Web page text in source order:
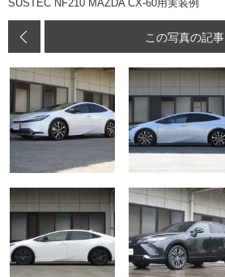
SUSTEC NF210 MAZDA CX-60用実装例
この写真の記事